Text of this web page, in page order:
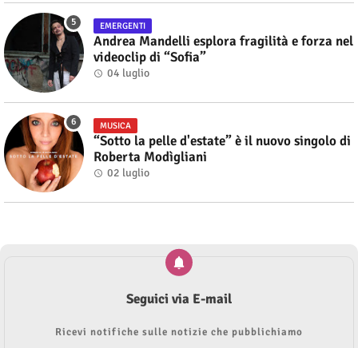
EMERGENTI
Andrea Mandelli esplora fragilità e forza nel
videoclip di “Sofia”
04 luglio
MUSICA
“Sotto la pelle d'estate” è il nuovo singolo di
Roberta Modìgliani
02 luglio
Seguici via E-mail
Ricevi notifiche sulle notizie che pubblichiamo